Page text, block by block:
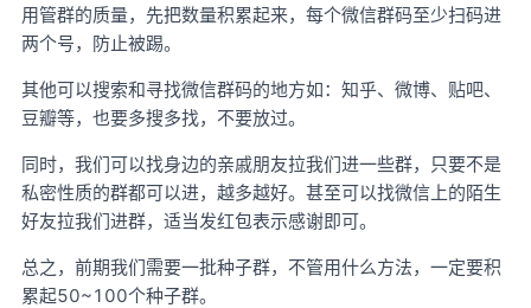
用管群的质量，先把数量积累起来，每个微信群码至少扫码进
两个号，防止被踢。
其他可以搜索和寻找微信群码的地方如：知乎、微博、贴吧、
豆瓣等，也要多搜多找，不要放过。
同时，我们可以找身边的亲戚朋友拉我们进一些群，只要不是
私密性质的群都可以进，越多越好。甚至可以找微信上的陌生
好友拉我们进群，适当发红包表示感谢即可。
总之，前期我们需要一批种子群，不管用什么方法，一定要积
累起50~100个种子群。